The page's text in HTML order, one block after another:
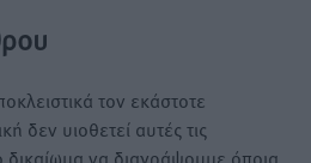
τον εκάστοτε
δεν υιοθετεί αυτές τις
δικαίωμα να διαγράψουμε όποια